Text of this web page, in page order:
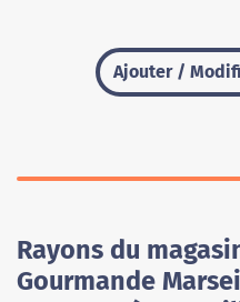
Ajouter /
Rayons du
Gourmande